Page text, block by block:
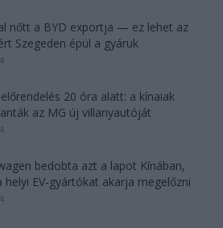
nőtt a BYD exportja — ez lehet az
Szegeden épül a gyáruk
20 óra alatt: a kínaiak
az MG új villanyautóját
bedobta azt a lapot Kínában,
helyi EV-gyártókat akarja megelőzni